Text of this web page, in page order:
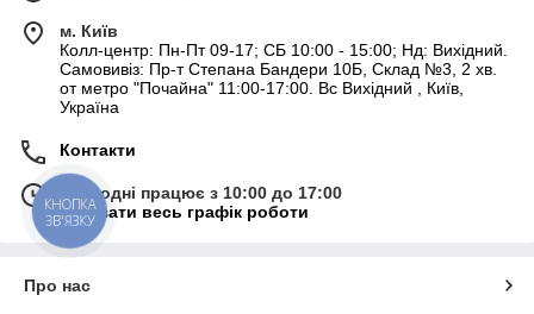
м. Київ
Колл-центр: Пн-Пт 09-17; СБ 10:00 - 15:00; Нд: Вихідний.
Самовивіз: Пр-т Степана Бандери 10Б, Склад №3, 2 хв.
от метро "Почайна" 11:00-17:00. Вс Вихідний , Київ,
Україна
Контакти
Сьогодні працює з 10:00 до 17:00
Показати весь графік роботи
Про нас
КНОПКА
ЗВ'ЯЗКУ